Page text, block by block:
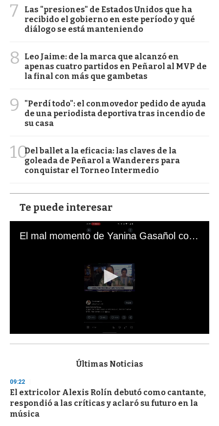
7
Las "presiones" de Estados Unidos que ha
recibido el gobierno en este período y qué
diálogo se está manteniendo
8
Leo Jaime: de la marca que alcanzó en
apenas cuatro partidos en Peñarol al MVP de
la final con más que gambetas
9
"Perdí todo": el conmovedor pedido de ayuda
de una periodista deportiva tras incendio de
su casa
10Del ballet a la eficacia: las claves de la
goleada de Peñarol a Wanderers para
conquistar el Torneo Intermedio
Te puede interesar
El mal momento de Yanina Gasañol con un hincha argentino en "Subrayado"
s
d
s
o
f
3
Últimas Noticias
09:22
El extricolor Alexis Rolín debutó como cantante,
respondió a las críticas y aclaró su futuro en la
música